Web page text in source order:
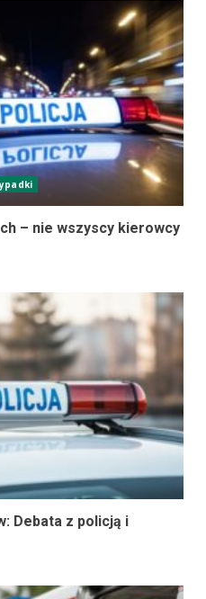
– nie wszyscy kierowcy
Debata z policją i